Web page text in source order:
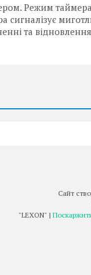
Режим
та
Сайт
"LEXON" |